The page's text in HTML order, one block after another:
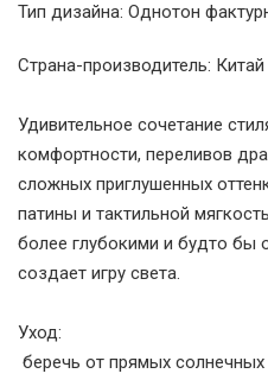
Тип дизайна: Однотон
Страна-производитель: Китай
Удивительное сочетание
комфортности, переливов
сложных приглушенных
патины и тактильной
более глубокими и будто бы
создает игру света.
Уход:
беречь от прямых солнечных